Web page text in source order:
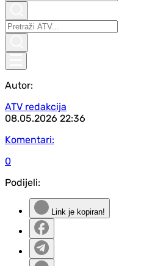
Autor:
ATV redakcija
08.05.2026 22:36
Komentari:
0
Podijeli:
Link je kopiran!